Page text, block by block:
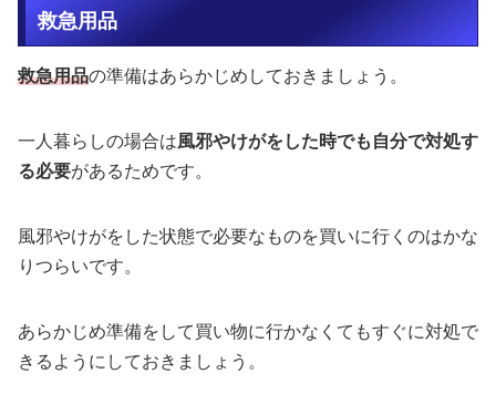
救急用品
救急用品の準備はあらかじめしておきましょう。
一人暮らしの場合は風邪やけがをした時でも自分で対処す
る必要があるためです。
風邪やけがをした状態で必要なものを買いに行くのはかな
りつらいです。
あらかじめ準備をして買い物に行かなくてもすぐに対処で
きるようにしておきましょう。